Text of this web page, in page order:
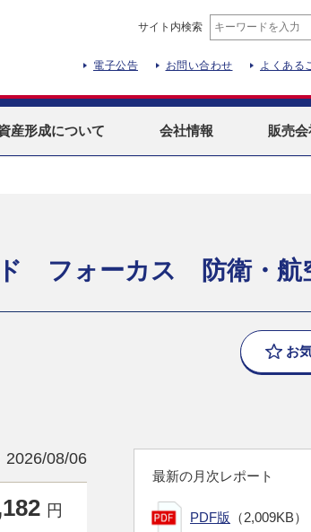
サイト内検索
電子公告 お問い合わせ よくある
産形成について 会社情報 販売
フォーカス 防衛・航
お
2026/08/06
円
最新の月次レポート
PDF版 （2,009KB）